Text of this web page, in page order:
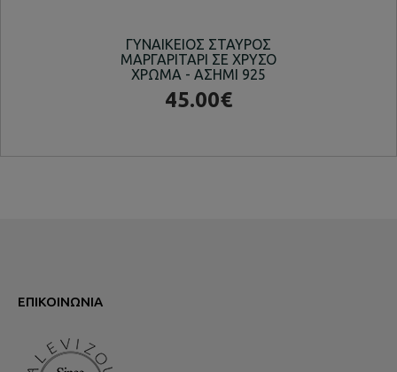
ΓΥΝΑΙΚΕΙΟΣ ΣΤΑΥΡΟΣ
ΜΑΡΓΑΡΙΤΑΡΙ ΣΕ ΧΡΥΣΟ
ΧΡΩΜΑ - ΑΣΗΜΙ 925
45.00€
ΕΠΙΚΟΙΝΩΝΊΑ